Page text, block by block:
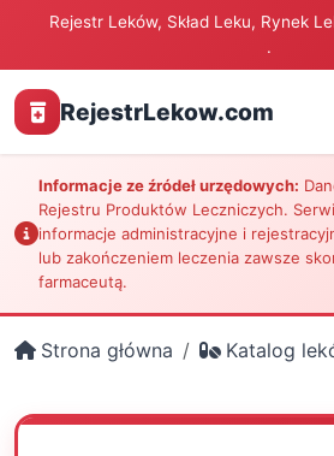
Rejestr Leków, Skład Leku, Rynek
.
RejestrLekow.com
Informacje ze źródeł urzędowych:
Rejestru Produktów Leczniczych.
informacje administracyjne i
lub zakończeniem leczenia zawsze
farmaceutą.
Strona główna Katalog